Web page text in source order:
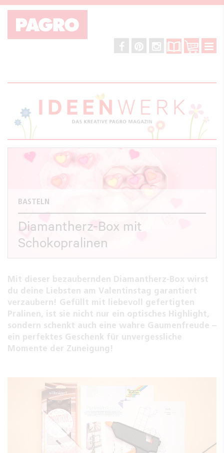
BASTELN
Diamantherz-Box mit
Schokopralinen
Mit dieser bezaubernden Diamantherz-Box wirst
du deine Liebsten am Valentinstag garantiert
verzaubern! Gefüllt mit liebevoll gefertigten
Pralinen, ist sie nicht nur ein optisches Highlight,
sondern schenkt auch eine wahre Gaumenfreude –
ein perfektes Geschenk für unvergessliche
Momente der Zuneigung!